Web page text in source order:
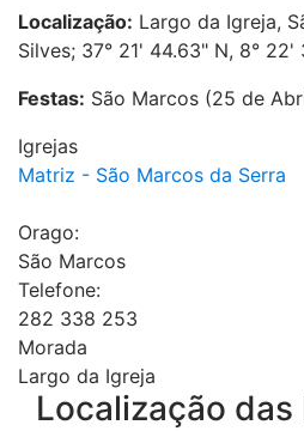
Localização: Largo da Igreja,
Silves; 37° 21' 44.63" N, 8° 22'
Festas: São Marcos (25 de
Igrejas
Matriz - São Marcos da Serra
Orago:
São Marcos
Telefone:
282 338 253
Morada
Largo da Igreja
Localização das